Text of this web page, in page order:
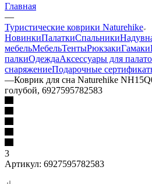
Главная
—
Туристические коврики Naturehike
НовинкиПалаткиСпальники
мебельМебельТентыРюкзакиГамаки
палкиОдеждаАксессуары для
снаряжениеПодарочные
—Коврик для сна Naturehike
голубой, 6927595782583
3
Артикул: 6927595782583